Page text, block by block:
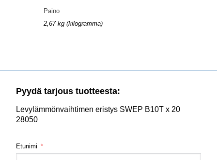
Paino
2,67 kg (kilogramma)
Pyydä tarjous tuotteesta:
Levylämmönvaihtimen eristys SWEP B10T x 20
28050
Etunimi